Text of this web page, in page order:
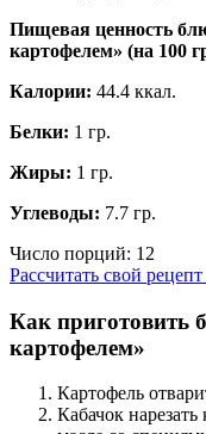
Пищевая ценность
картофелем» (на 100
Калории: 44.4 ккал.
Белки: 1 гр.
Жиры: 1 гр.
Углеводы: 7.7 гр.
Число порций: 12
Рассчитать свой
Как приготовить
картофелем»
Картофель
Кабачок